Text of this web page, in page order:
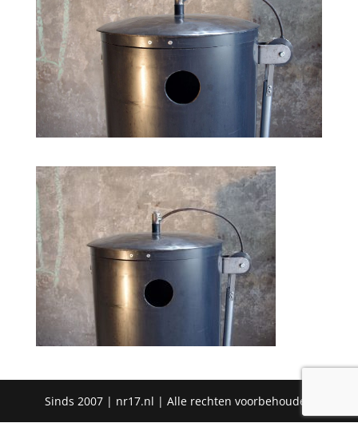
Sinds 2007 | nr17.nl | Alle rechten voorbehouden